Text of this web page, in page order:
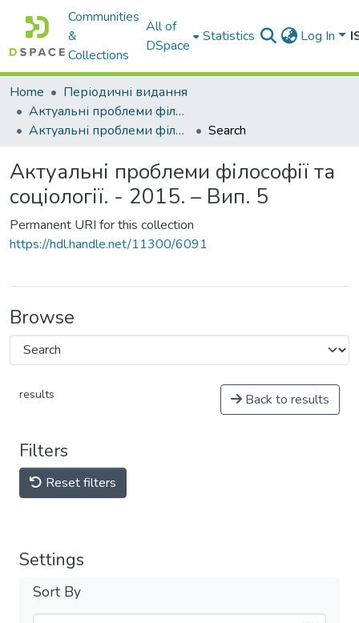
Communities
&
Collections
All of
DSpace
Statistics Log In
Home
Періодичні видання
Актуальні проблеми філософії та соціології
Актуальні проблеми філософії та соціології. - 2015. – Вип. 5
Search
Актуальні проблеми філософії та
соціології. - 2015. – Вип. 5
Permanent URI for this collection
https://hdl.handle.net/11300/6091
Browse
results Back to results
Filters
Reset filters
Settings
Sort By